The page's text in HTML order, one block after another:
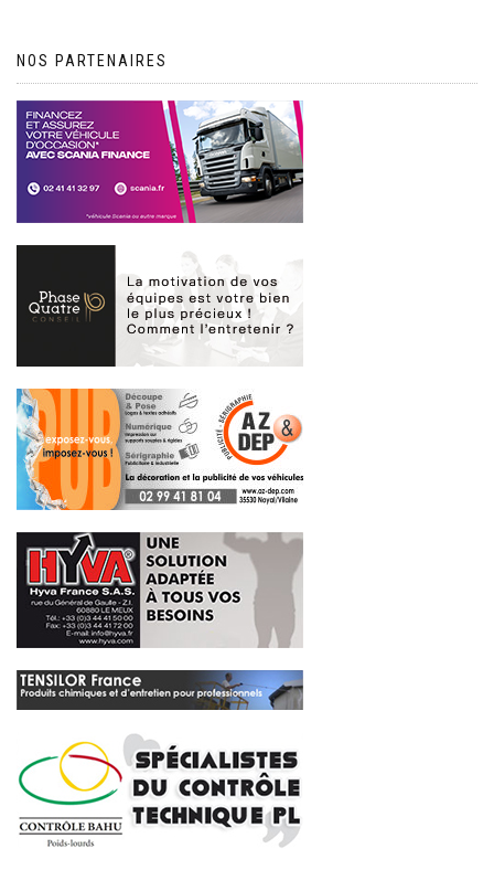
NOS PARTENAIRES